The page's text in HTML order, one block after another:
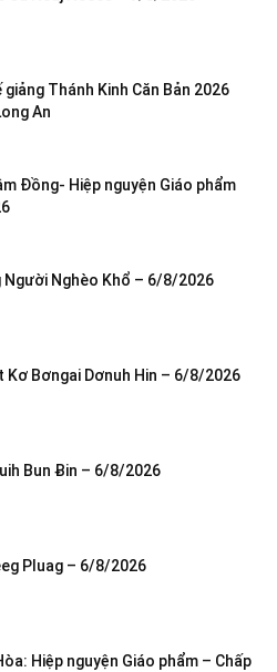
giảng Thánh Kinh Căn Bản 2026
An
Đồng- Hiệp nguyện Giáo phẩm
Người Nghèo Khổ – 6/8/2026
Kơ Bơngai Dơnuh Hin – 6/8/2026
Bun Ƀin – 6/8/2026
Pluag – 6/8/2026
Hiệp nguyện Giáo phẩm – Chấp